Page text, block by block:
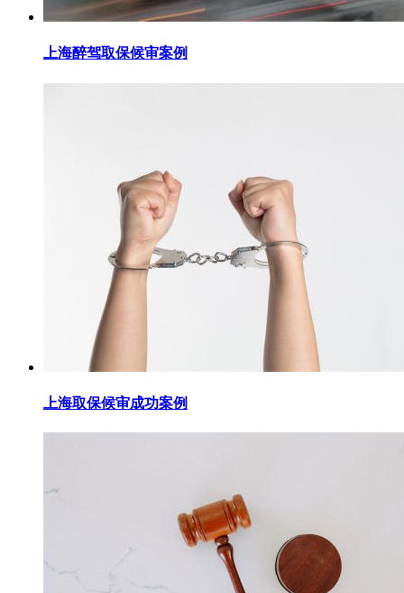
上海醉驾取保候审案例
上海取保候审成功案例